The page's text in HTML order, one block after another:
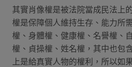
其實肖像權是被法院當成民法上
權是保障個人維持生存、能力所
權、身體權、健康權、名譽權、
權、貞操權、姓名權，其中也包
上是給真實人物的權利，所以如